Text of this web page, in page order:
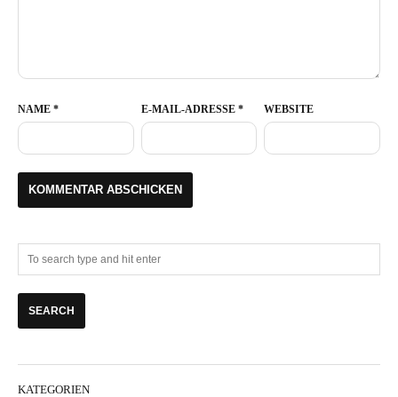
NAME * E-MAIL-ADRESSE * WEBSITE
KATEGORIEN